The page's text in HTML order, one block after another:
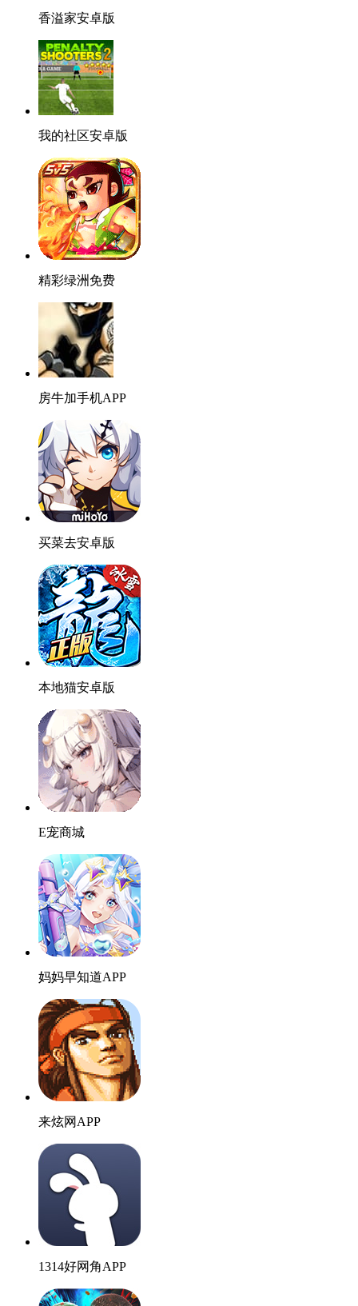
香溢家安卓版
我的社区安卓版
精彩绿洲免费
房牛加手机APP
买菜去安卓版
本地猫安卓版
E宠商城
妈妈早知道APP
来炫网APP
1314好网角APP